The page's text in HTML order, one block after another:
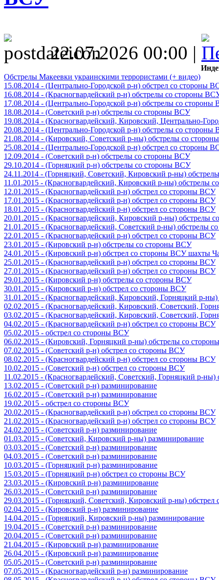
22.07.2026 00:00 |
Обстрелы Макеевки украинскими террористами (+ видео)
15.08.2014 - (Центрально-Городской р-н) обстрел со стороны
16.08.2014 - (Красногвардейский р-н) обстрелы со стороны
17.08.2014 - (Центрально-Городской р-н) обстрелы со стороны
18.08.2014 - (Советский р-н) обстрелы со стороны ВСУ
19.08.2014 - (Красногвардейский, Кировский, Центрально-
20.08.2014 - (Центрально-Городской р-н) обстрелы со стороны
21.08.2014 - (Кировский, Советский р-ны) обстрелы со
25.08.2014 - (Центрально-Городской р-н) обстрел со стороны
12.09.2014 - (Советский р-н) обстрелы со стороны ВСУ
29.10.2014 - (Горняцкий р-н) обстрелы со стороны ВСУ
24.11.2014 - (Горняцкий, Советский, Кировский р-ны)
11.01.2015 - (Красногвардейский, Кировский р-ны) обстрелы
12.01.2015 - (Красногвардейский р-н) обстрел со стороны ВСУ
17.01.2015 - (Красногвардейский р-н) обстрел со стороны ВСУ
18.01.2015 - (Красногвардейский р-н) обстрел со стороны ВСУ
20.01.2015 - (Красногвардейский, Кировский р-ны) обстрелы
21.01.2015 - (Красногвардейский, Советский р-ны) обстрелы
22.01.2015 - (Красногвардейский р-н) обстрел со стороны ВСУ
23.01.2015 - (Кировский р-н) обстрелы со стороны ВСУ
24.01.2015 - (Кировский р-н) обстрел со стороны ВСУ шахты
25.01.2015 - (Красногвардейский р-н) обстрел со стороны ВСУ
27.01.2015 - (Красногвардейский р-н) обстрел со стороны ВСУ
29.01.2015 - (Кировский р-н) обстрелы со стороны ВСУ
30.01.2015 - (Кировский р-н) обстрел со стороны ВСУ
31.01.2015 - (Красногвардейский, Кировский, Горняцкий р-
02.02.2015 - (Красногвардейский, Кировский, Советский,
03.02.2015 - (Красногвардейский, Кировский, Советский,
04.02.2015 - (Красногвардейский р-н) обстрел со стороны ВСУ
05.02.2015 - обстрел со стороны ВСУ
06.02.2015 - (Кировский, Горняцкий р-ны) обстрелы со
07.02.2015 - (Советский р-н) обстрел со стороны ВСУ
08.02.2015 - (Красногвардейский р-н) обстрел со стороны ВСУ
10.02.2015 - (Советский р-н) обстрел со стороны ВСУ
11.02.2015 - (Красногвардейский, Советский, Горняцкий р-
13.02.2015 - (Советский р-н) разминирование
16.02.2015 - (Советский р-н) разминирование
19.02.2015 - обстрел со стороны ВСУ
20.02.2015 - (Красногвардейский р-н) обстрел со стороны ВСУ
21.02.2015 - (Красногвардейский р-н) обстрел со стороны ВСУ
24.02.2015 - (Советский р-н) разминирование
01.03.2015 - (Советский, Кировский р-ны) разминирование
03.03.2015 - (Советский р-н) разминирование
04.03.2015 - (Советский р-н) разминирование
10.03.2015 - (Горняцкий р-н) разминирование
15.03.2015 - (Горняцкий р-н) обстрел со стороны ВСУ
23.03.2015 - (Кировский р-н) разминирование
26.03.2015 - (Советский р-н) разминирование
29.03.2015 - (Горняцкий, Советский, Кировский р-ны)
02.04.2015 - (Кировский р-н) разминирование
14.04.2015 - (Горняцкий, Кировский р-ны) разминирование
19.04.2015 - (Советский р-н) разминирование
20.04.2015 - (Советский р-н) разминирование
21.04.2015 - (Кировский р-н) разминирование
26.04.2015 - (Кировский р-н) разминирование
05.05.2015 - (Советский р-н) разминирование
07.05.2015 - (Красногвардейский р-н) разминирование